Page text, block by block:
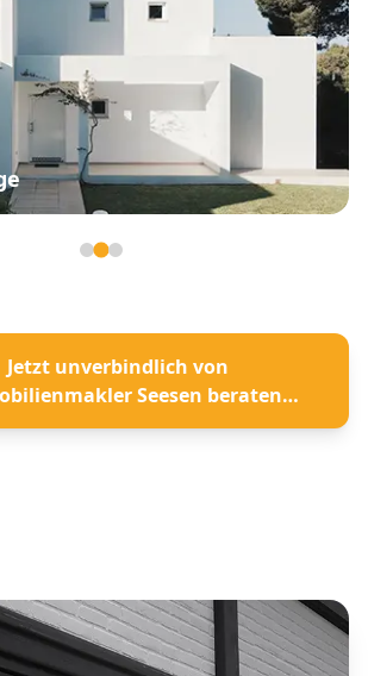
Jetzt unverbindlich von
Seesen beraten
lassen